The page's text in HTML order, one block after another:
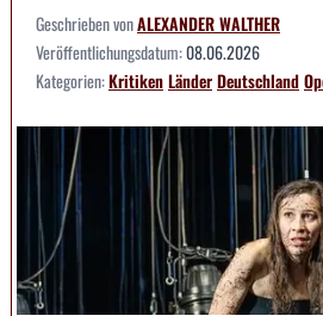
Geschrieben vonALEXANDER WALTHER
Veröffentlichungsdatum:08.06.2026
Kategorien:KritikenLänderDeutschland